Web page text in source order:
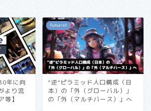
年に向
より流
等】
Futurist
"逆"ピラミッド人口構成（日
本）の「外（グローバル）」
の「外（マルチバース）」へ